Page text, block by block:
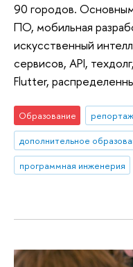
90 городов.
ПО, мобильная
искусственный
сервисов, API,
Flutter,
Образование
дополнительное
программная инженерия